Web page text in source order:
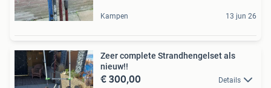
Kampen 13 jun 26
Zeer complete Strandhengelset als
nieuw!!
€ 300,00 Details